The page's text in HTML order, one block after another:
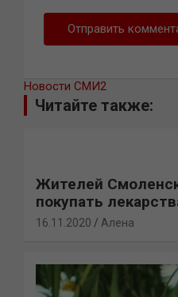
Новости СМИ2
Читайте также:
Жителей
покупать
16.11.2020 Алена